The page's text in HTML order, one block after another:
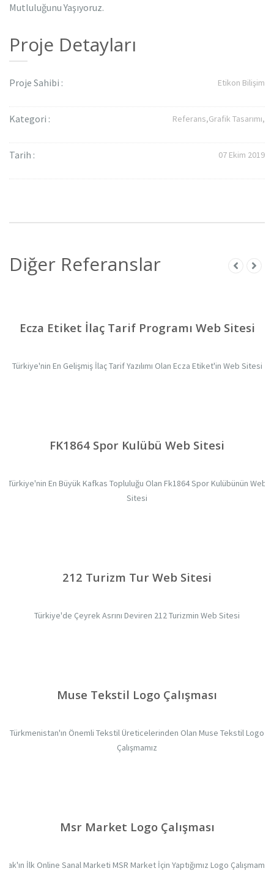
Mutluluğunu Yaşıyoruz.
Proje Detayları
Proje Sahibi : Etikon Bilişim
Kategori : Grafik Tasarımı,
Referans,
Tarih : 07 Ekim 2019
Diğer Referanslar
Ecza Etiket İlaç Tarif Programı Web Sitesi
Türkiye'nin En Gelişmiş İlaç Tarif Yazılımı Olan Ecza Etiket'in Web Sitesi
FK1864 Spor Kulübü Web Sitesi
Türkiye'nin En Büyük Kafkas Topluluğu Olan Fk1864 Spor Kulübünün Web
Sitesi
212 Turizm Tur Web Sitesi
Türkiye'de Çeyrek Asrını Deviren 212 Turizmin Web Sitesi
Muse Tekstil Logo Çalışması
Türkmenistan'ın Önemli Tekstil Üreticelerinden Olan Muse Tekstil Logo
Çalışmamız
Msr Market Logo Çalışması
Irak'ın İlk Online Sanal Marketi MSR Market İçin Yaptığımız Logo Çalışmamız